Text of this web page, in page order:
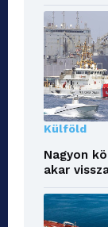
Külföld
Nagyon
akar